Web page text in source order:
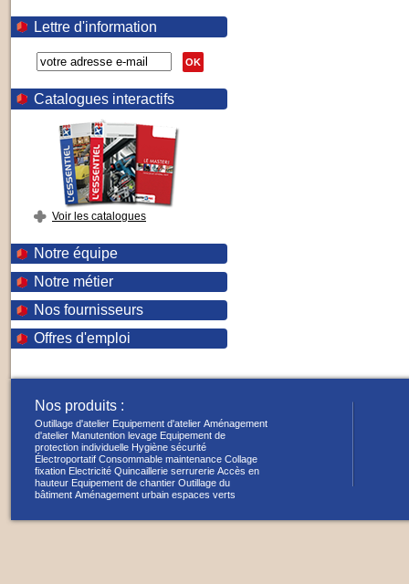
Lettre d'information
OK
Catalogues interactifs
Voir les catalogues
Notre équipe
Notre métier
Nos fournisseurs
Offres d'emploi
Nos produits :
Outillage d'atelier Equipement d'atelier Aménagement
d'atelier Manutention levage Equipement de
protection individuelle Hygiène sécurité
Électroportatif Consommable maintenance Collage
fixation Electricité Quincaillerie serrurerie Accès en
hauteur Equipement de chantier Outillage du
bâtiment Aménagement urbain espaces verts